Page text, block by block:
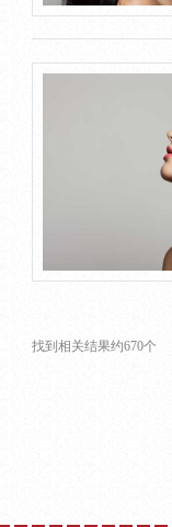
找到相关结果约670个